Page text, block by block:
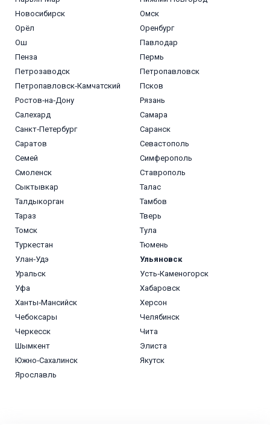
Новосибирск
Омск
Орёл
Оренбург
Ош
Павлодар
Пенза
Пермь
Петрозаводск
Петропавловск
Петропавловск‑Камчатский
Псков
Ростов‑на‑Дону
Рязань
Салехард
Самара
Санкт‑Петербург
Саранск
Саратов
Севастополь
Семей
Симферополь
Смоленск
Ставрополь
Сыктывкар
Талас
Талдыкорган
Тамбов
Тараз
Тверь
Томск
Тула
Туркестан
Тюмень
Улан‑Удэ
Ульяновск
Уральск
Усть‑Каменогорск
Уфа
Хабаровск
Ханты‑Мансийск
Херсон
Чебоксары
Челябинск
Черкесск
Чита
Шымкент
Элиста
Южно‑Сахалинск
Якутск
Ярославль